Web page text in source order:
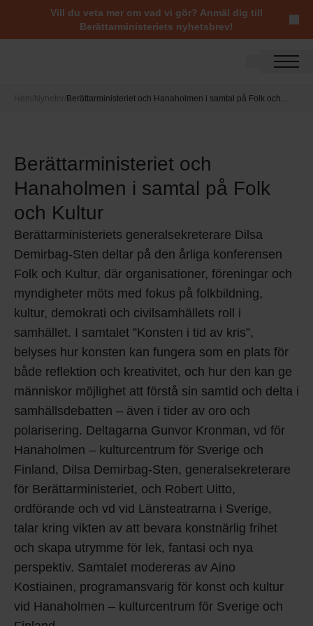
Vill du veta mer om vad vi gör? Anmäl dig till
Berättarministeriets nyhetsbrev!
Hem Nyheter
Berättarministeriet och Hanaholmen i samtal på Folk och
Berättarministeriet och
Hanaholmen i samtal på Folk
och Kultur
Berättarministeriets generalsekreterare Dilsa
Demirbag-Sten deltar på den årliga konferensen
Folk och Kultur, där organisationer, föreningar och
myndigheter möts med fokus på folkbildning,
kultur, demokrati och civilsamhällets roll
i
samhället. I samtalet ”Konsten i tid av kris”,
belyses hur konsten kan fungera som en plats för
både reflektion och kreativitet, och hur den kan ge
människor möjlighet att förstå sin samtid och delta i
samhällsdebatten – även i tider av oro och
polarisering. Deltagarna Gunvor Kronman, vd för
Hanaholmen – kulturcentrum för Sverige och
Finland, Dilsa Demirbag-Sten, generalsekreterare
för Berättarministeriet, och Robert Uitto,
ordförande och vd vid Länsteatrarna i Sverige,
talar kring vikten av att bevara konstnärlig frihet
och skapa utrymme för lek, fantasi och nya
perspektiv. Samtalet modereras av Aino
Kostiainen, programansvarig för konst och kultur
vid Hanaholmen – kulturcentrum för Sverige och